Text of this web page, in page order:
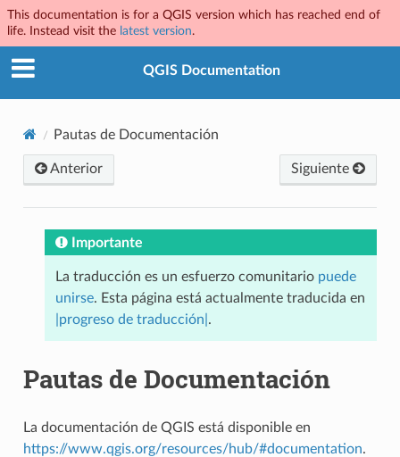
This documentation is for a QGIS version which has reached end of
life. Instead visit the latest version.
QGIS Documentation
Pautas de Documentación
Anterior Siguiente
Importante
La traducción es un esfuerzo comunitario puede
unirse. Esta página está actualmente traducida en
|progreso de traducción| .
Pautas de Documentación
La documentación de QGIS está disponible en
https://www.qgis.org/resources/hub/#documentation.